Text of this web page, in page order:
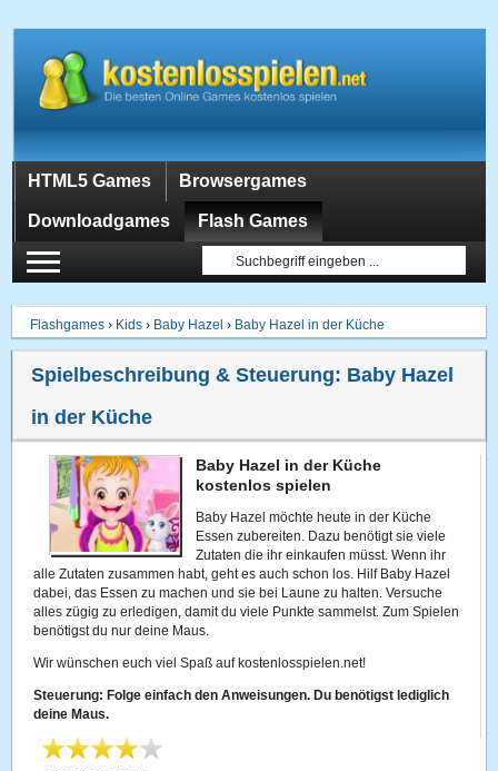
HTML5 Games Browsergames
Downloadgames Flash Games
Flashgames › Kids › Baby Hazel › Baby Hazel in der Küche
Spielbeschreibung & Steuerung: Baby Hazel
in der Küche
Baby Hazel in der Küche
kostenlos spielen
Baby Hazel möchte heute in der Küche
Essen zubereiten. Dazu benötigt sie viele
Zutaten die ihr einkaufen müsst. Wenn ihr
alle Zutaten zusammen habt, geht es auch schon los. Hilf Baby Hazel
dabei, das Essen zu machen und sie bei Laune zu halten. Versuche
alles zügig zu erledigen, damit du viele Punkte sammelst. Zum Spielen
benötigst du nur deine Maus.
Wir wünschen euch viel Spaß auf kostenlosspielen.net!
Steuerung: Folge einfach den Anweisungen. Du benötigst lediglich
deine Maus.